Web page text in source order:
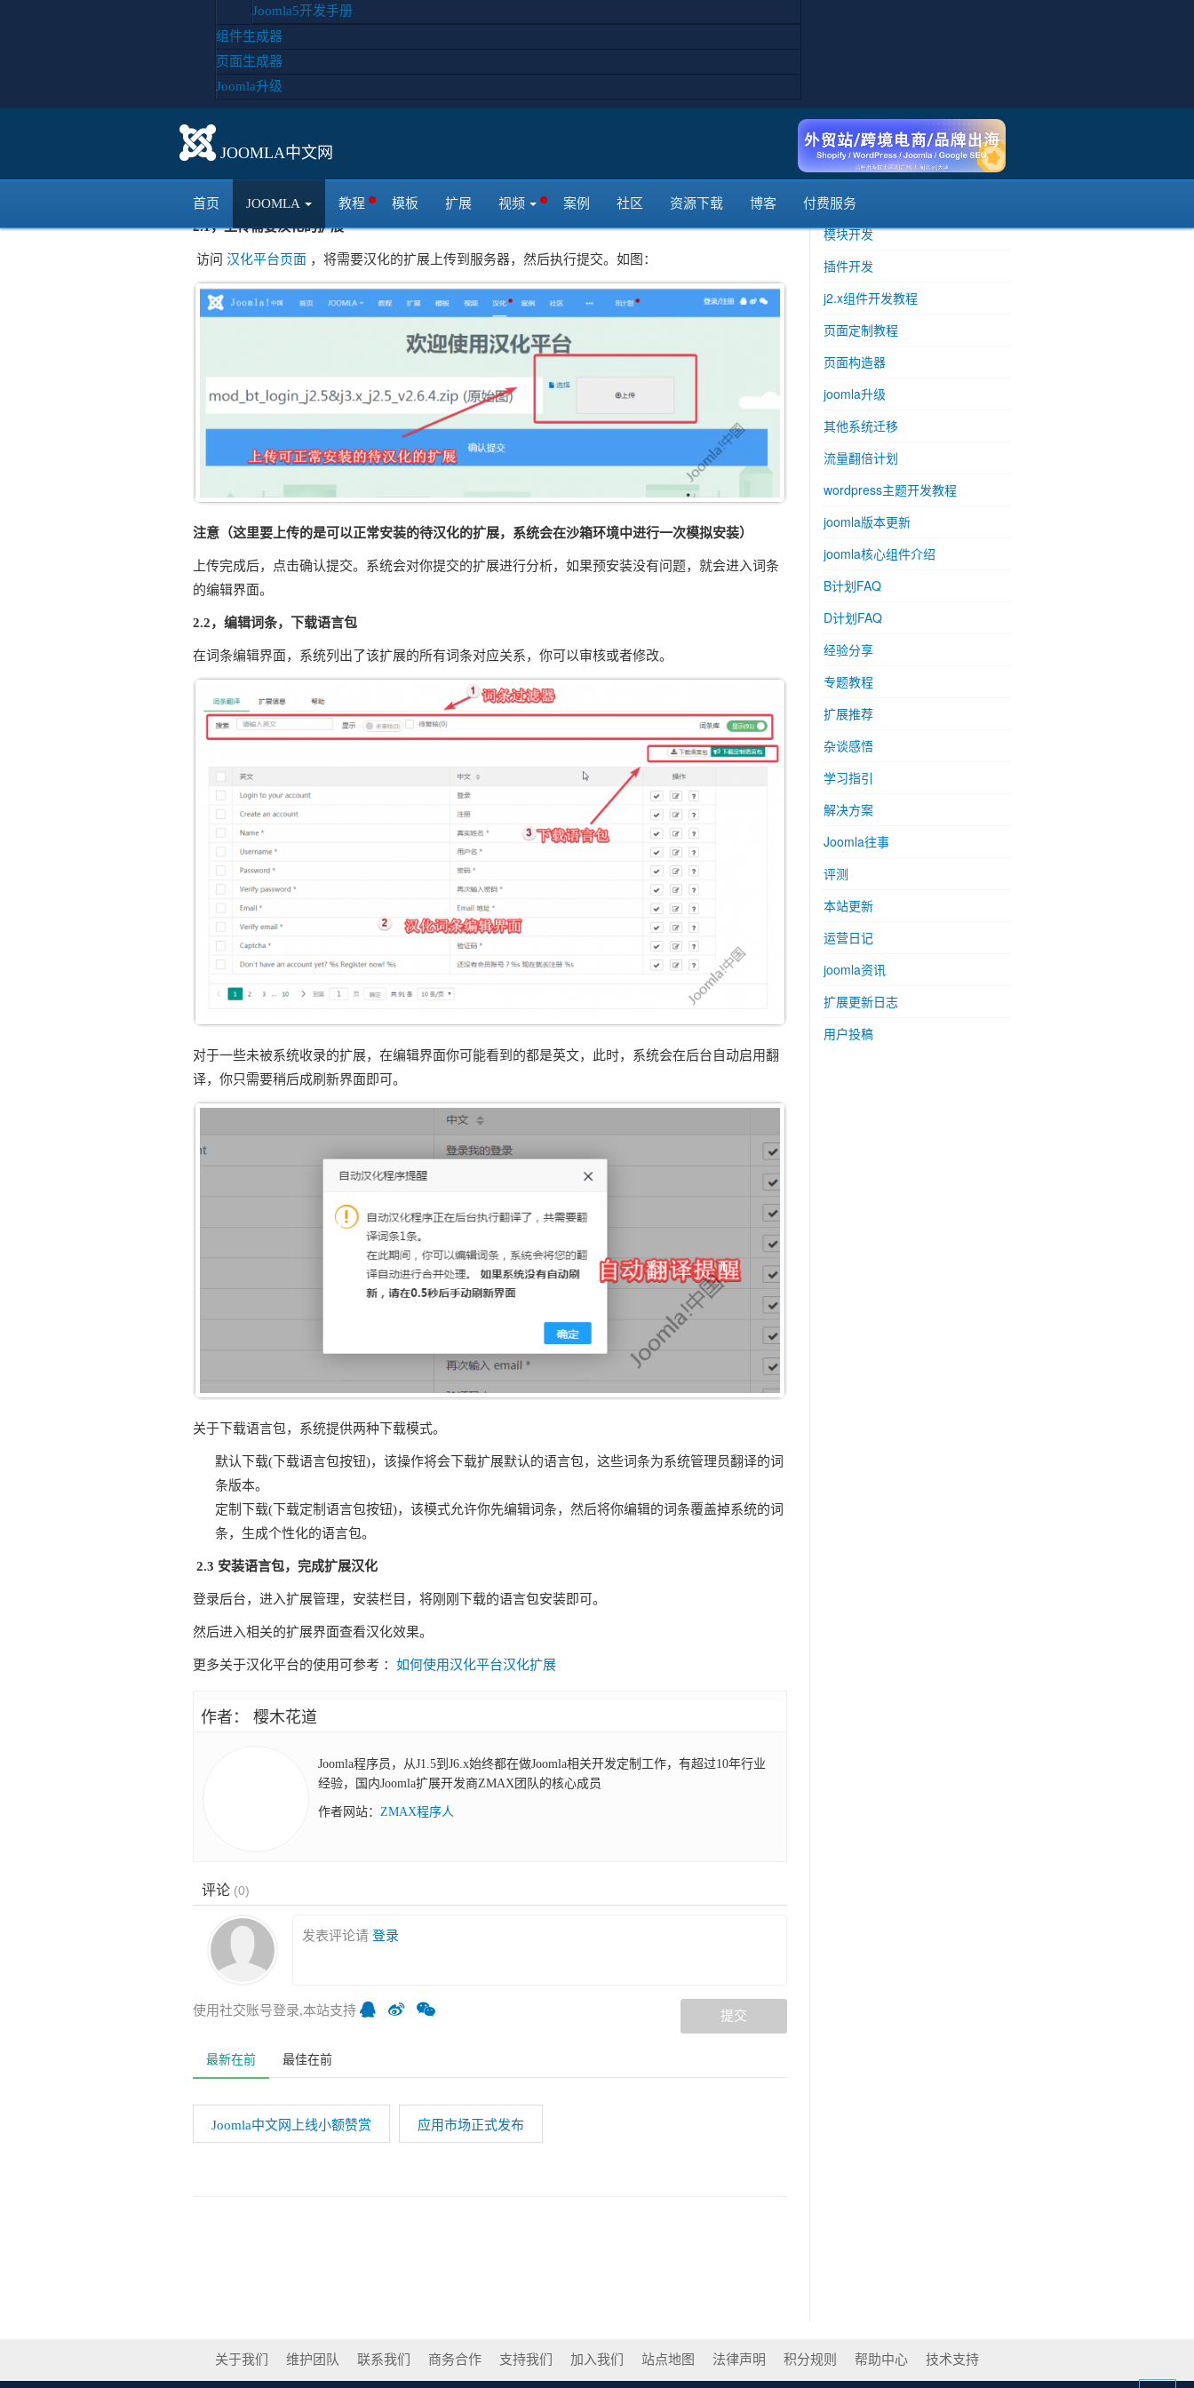
Joomla5开发手册
组件生成器
页面生成器
Joomla升级
JOOMLA中文网
首页 JOOMLA 教程 模板 扩展 视频 案例 社区 资源下载 博客 付费服务
前平台上线公测，只支持词条数少于1000的扩展的汉化，正式版将解除这个限制。
1，什么是汉化平台？
汉化平台是由Joomla中文网开发的Joomla扩展汉化解决方案，我们希望通过这个平台，能够很好的解
决Joomla扩展汉化的问题。
2，如何使用？
2.1，上传需要汉化的扩展
访问 汉化平台页面 ，将需要汉化的扩展上传到服务器，然后执行提交。如图：
注意（这里要上传的是可以正常安装的待汉化的扩展，系统会在沙箱环境中进行一次模拟安装）
上传完成后，点击确认提交。系统会对你提交的扩展进行分析，如果预安装没有问题，就会进入词条
的编辑界面。
2.2，编辑词条，下载语言包
在词条编辑界面，系统列出了该扩展的所有词条对应关系，你可以审核或者修改。
对于一些未被系统收录的扩展，在编辑界面你可能看到的都是英文，此时，系统会在后台自动启用翻
译，你只需要稍后成刷新界面即可。
关于下载语言包，系统提供两种下载模式。
默认下载(下载语言包按钮)，该操作将会下载扩展默认的语言包，这些词条为系统管理员翻译的词
条版本。
定制下载(下载定制语言包按钮)，该模式允许你先编辑词条，然后将你编辑的词条覆盖掉系统的词
条，生成个性化的语言包。
2.3 安装语言包，完成扩展汉化
登录后台，进入扩展管理，安装栏目，将刚刚下载的语言包安装即可。
然后进入相关的扩展界面查看汉化效果。
更多关于汉化平台的使用可参考 ： 如何使用汉化平台汉化扩展
作者： 樱木花道
Joomla程序员，从J1.5到J6.x始终都在做Joomla相关开发定制工作，有超过10年行业
经验，国内Joomla扩展开发商ZMAX团队的核心成员
作者网站： ZMAX程序人
评论 (0)
发表评论请 登录
使用社交账号登录,本站支持 提交
最新在前 最佳在前
Joomla中文网上线小额赞赏 应用市场正式发布
F计划
运行环境
数据库适配
主从与集群
模块开发
插件开发
j2.x组件开发教程
页面定制教程
页面构造器
joomla升级
其他系统迁移
流量翻倍计划
wordpress主题开发教程
joomla版本更新
joomla核心组件介绍
B计划FAQ
D计划FAQ
经验分享
专题教程
扩展推荐
杂谈感悟
学习指引
解决方案
Joomla往事
评测
本站更新
运营日记
joomla资讯
扩展更新日志
用户投稿
关于我们 维护团队 联系我们 商务合作 支持我们 加入我们 站点地图 法律声明 积分规则 帮助中心 技术支持